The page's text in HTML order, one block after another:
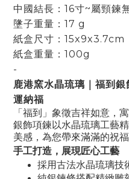
中國結長：16寸~屬頸鍊
墬子重量：17 g
紙盒尺寸：15x9x3.7cm
紙盒重量：100g
-
鹿港窯水晶琉璃｜福到
運納福
「福到」象徵吉祥如意，
銀飾項鍊以水晶琉璃工藝
美感，為您帶來滿滿的祝福
手工打造，展現匠心工藝
採用古法水晶琉璃技